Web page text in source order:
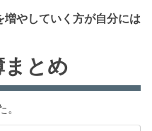
やしていく方が自分には
まとめ
。